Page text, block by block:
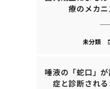
療のメカ
未分類
唾液の「蛇口」
症と診断され